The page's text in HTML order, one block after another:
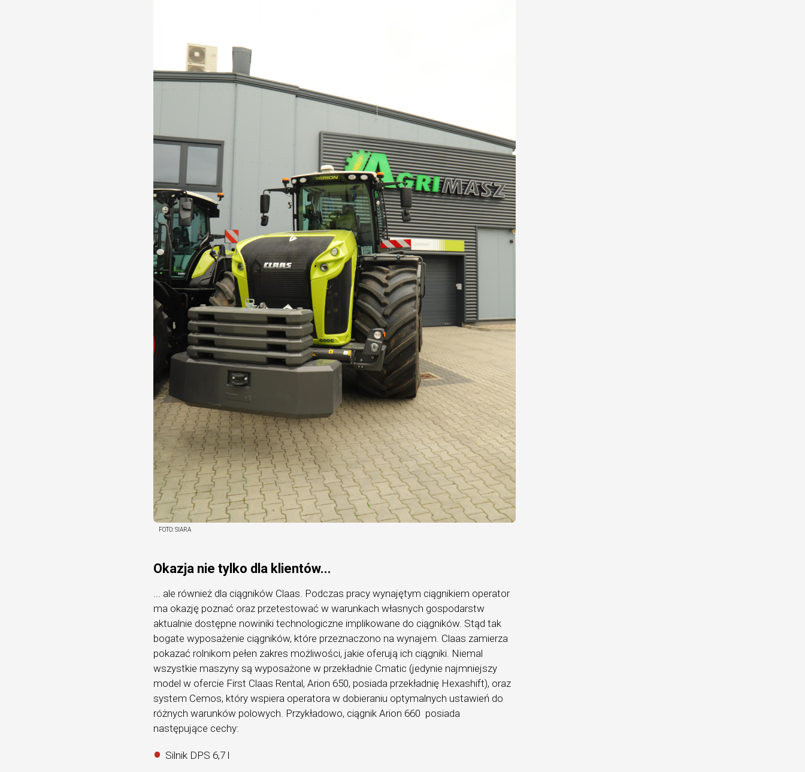
FOTO:SIARA
Okazja nie tylko dla klientów...
... ale również dla ciągników Claas. Podczas pracy wynajętym ciągnikiem operator
ma okazję poznać oraz przetestować w warunkach własnych gospodarstw
aktualnie dostępne nowiniki technologiczne implikowane do ciągników. Stąd tak
bogate wyposażenie ciągników, które przeznaczono na wynajem. Claas zamierza
pokazać rolnikom pełen zakres możliwości, jakie oferują ich ciągniki. Niemal
wszystkie maszyny są wyposażone w przekładnie Cmatic (jedynie najmniejszy
model w ofercie First Claas Rental, Arion 650, posiada przekładnię Hexashift), oraz
system Cemos, który wspiera operatora w dobieraniu optymalnych ustawień do
różnych warunków polowych. Przykładowo, ciągnik Arion 660 posiada
następujące cechy:
Silnik DPS 6,7 l